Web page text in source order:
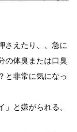
さえたり、、急に
の体臭または口臭
と非常に気になっ
」と嫌がられる、